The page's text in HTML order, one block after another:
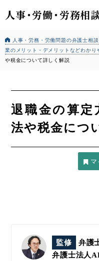
人事・労働・労務相
人事・労務・労働問題の弁護士相談
業のメリット・デメリットなどわかり
や税金について詳しく解説
退職金の算定
法や税金につ
監修
弁護
弁護士法人